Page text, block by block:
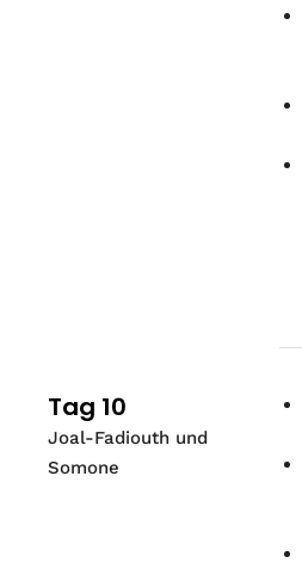
Tag 10
Joal-Fadiouth und
Somone